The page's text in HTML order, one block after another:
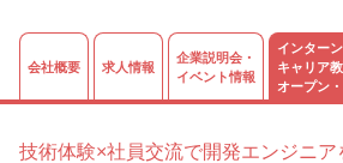
会社概要 求人情報
企業説明会・
イベント情報
インター
キャリア
オープン
技術体験×社員交流で開発エンジニ